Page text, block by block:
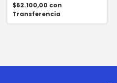
$62.100,00 con
Transferencia